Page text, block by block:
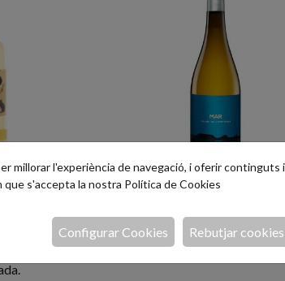
Expressió aromàtica de
millorar l'experiència de navegació, i oferir
que s'accepta la nostra Política de Cookies
Rebutjar cookies
Configurar Cookies